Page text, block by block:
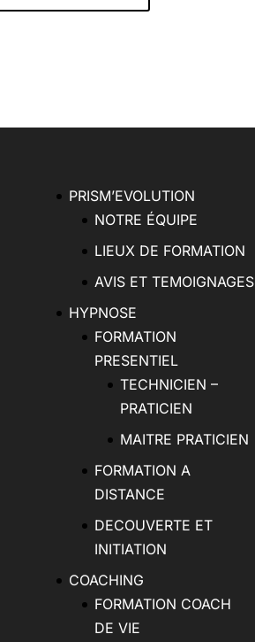
PRISM’EVOLUTION
NOTRE ÉQUIPE
LIEUX DE FORMATION
AVIS ET TEMOIGNAGES
HYPNOSE
FORMATION
PRESENTIEL
TECHNICIEN –
PRATICIEN
MAITRE PRATICIEN
FORMATION A
DISTANCE
DECOUVERTE ET
INITIATION
COACHING
FORMATION COACH
DE VIE